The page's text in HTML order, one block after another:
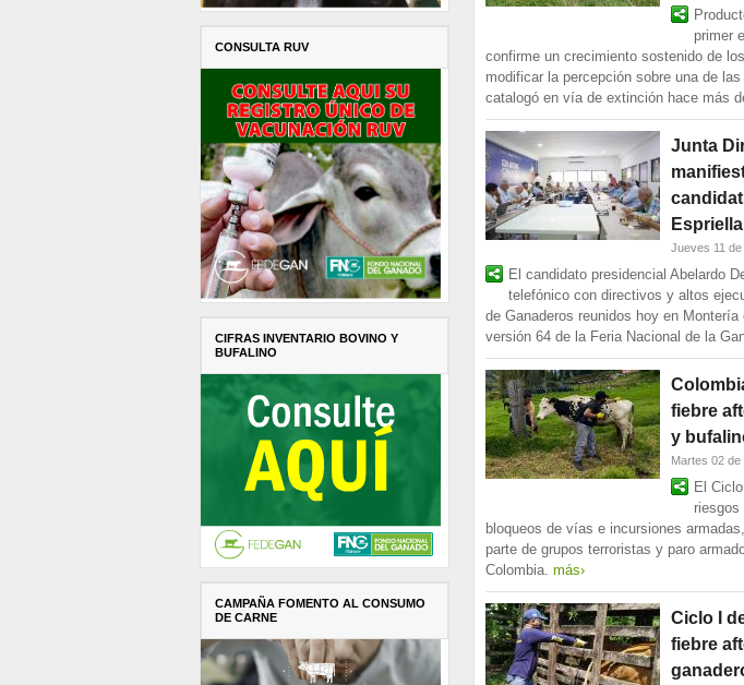
CONSULTA RUV
CIFRAS INVENTARIO BOVINO Y
BUFALINO
CAMPAÑA FOMENTO AL CONSUMO
DE CARNE
primer
confirme un crecimiento sostenido de
modificar la percepción sobre una de
catalogó en vía de extinción hace más
Junta
Espriella
Jueves 11
El candidato presidencial Abelardo
telefónico con directivos y altos
de Ganaderos reunidos hoy en
versión 64 de la Feria Nacional de la
fiebre
y
Martes 02 de
El
bloqueos de vías e incursiones
parte de grupos terroristas y paro
Colombia. más›
Ciclo I
fiebre